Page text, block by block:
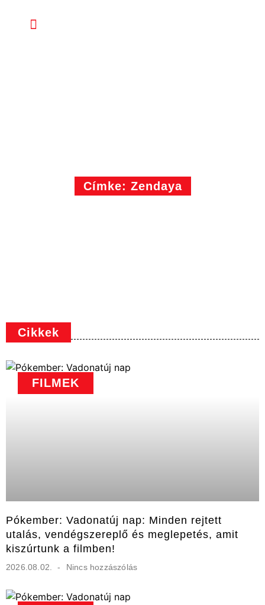
Címke: Zendaya
Cikkek
FILMEK
Pókember: Vadonatúj nap: Minden rejtett
utalás, vendégszereplő és meglepetés, amit
kiszúrtunk a filmben!
2026.08.02. Nincs hozzászólás